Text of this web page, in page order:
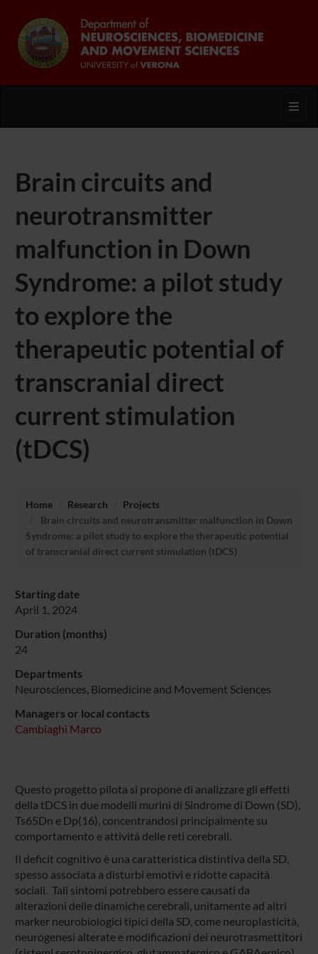
Brain circuits and
neurotransmitter
malfunction in Down
Syndrome: a pilot study
to explore the
therapeutic potential of
transcranial direct
current stimulation
(tDCS)
Home Research
Projects
Brain circuits and neurotransmitter malfunction in Down
Syndrome: a pilot study to explore the therapeutic potential
of transcranial direct current stimulation (tDCS)
Starting date
April 1, 2024
Duration (months)
24
Departments
Neurosciences, Biomedicine and Movement Sciences
Managers or local contacts
Cambiaghi Marco
Questo progetto pilota si propone di analizzare gli effetti
della tDCS in due modelli murini di Sindrome di Down (SD),
Ts65Dn e Dp(16), concentrandosi principalmente su
comportamento e attività delle reti cerebrali.
Il deficit cognitivo è una caratteristica distintiva della SD,
spesso associata a disturbi emotivi e ridotte capacità
sociali. Tali sintomi potrebbero essere causati da
alterazioni delle dinamiche cerebrali, unitamente ad altri
marker neurobiologici tipici della SD, come neuroplasticità,
neurogenesi alterate e modificazioni dei neurotrasmettitori